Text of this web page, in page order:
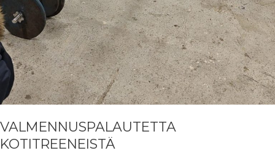
VALMENNUSPALAUTETTA
KOTITREENEISTÄ